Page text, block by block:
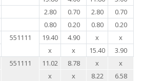
2.80 0.70 2.80
0.70
0.80 0.20 0.80
0.20
551111 19.40 4.90 х
х
х х 15.40
3.90
551111 11.02 8.78 х
х
х х 8.22
6.58